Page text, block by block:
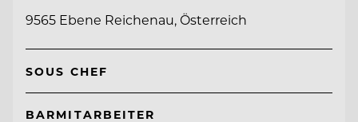
9565 Ebene Reichenau, Österreich
SOUS CHEF
BARMITARBEITER